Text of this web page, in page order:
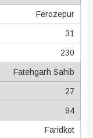
Ferozepur
31
230
Fatehgarh Sahib
27
94
Faridkot